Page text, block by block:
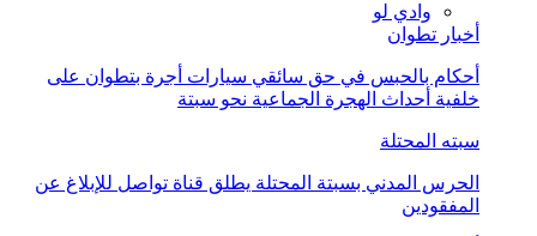
وادي لو
أخبار تطوان
أحكام بالحبس في حق سائقي سيارات أجرة بتطوان على
خلفية أحداث الهجرة الجماعية نحو سبتة
سبته المحتلة
الحرس المدني بسبتة المحتلة يطلق قناة تواصل للإبلاغ عن
المفقودين